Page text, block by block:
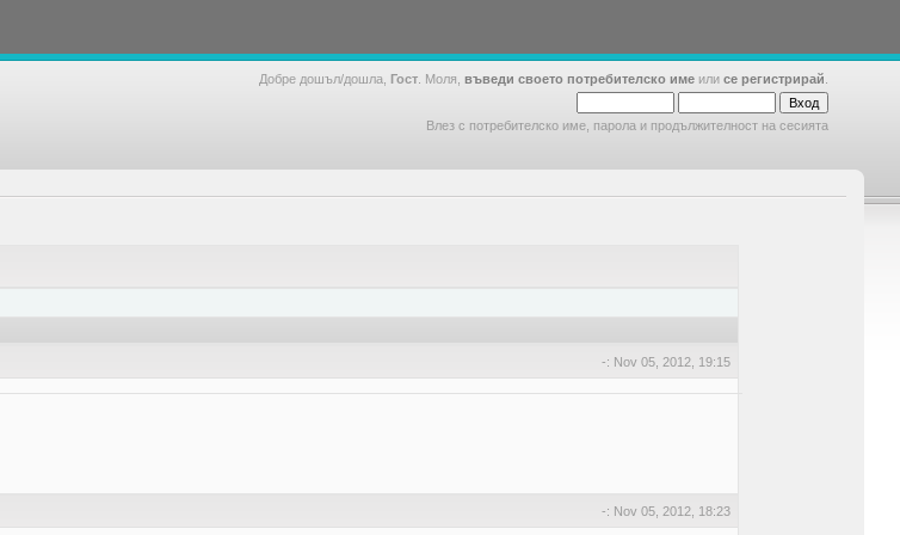
Добре дошъл/дошла, Гост . Моля, въведи своето потребителско име или се регистрирай
Влез с потребителско име, парола и продължителност на сесията
-: Nov 05, 2012, 19:15
-: Nov 05, 2012, 18:23